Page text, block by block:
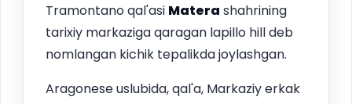
Tramontano qal'asi Matera shahrining
tarixiy markaziga qaragan lapillo hill deb
nomlangan kichik tepalikda joylashgan.
Aragonese uslubida, qal'a, Markaziy erkak